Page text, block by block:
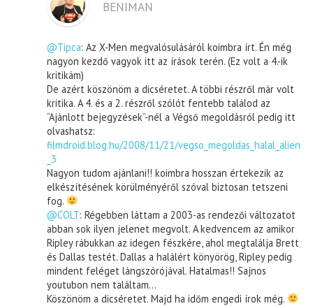
BENIMAN
@Tipca: Az X-Men megvalósulásáról koimbra írt. Én még
nagyon kezdő vagyok itt az írások terén. (Ez volt a 4.-ik
kritikám)
De azért köszönöm a dicséretet. A többi részről már volt
kritika. A 4. és a 2. részről szólót fentebb találod az
“Ajánlott bejegyzések”-nél a Végső megoldásról pedig itt
olvashatsz:
filmdroid.blog.hu/2008/11/21/vegso_megoldas_halal_alien
_3
Nagyon tudom ajánlani!! koimbra hosszan értekezik az
elkészítésének körülményéről szóval biztosan tetszeni
fog.
@COLT: Régebben láttam a 2003-as rendezői változatot
abban sok ilyen jelenet megvolt. A kedvencem az amikor
Ripley rábukkan az idegen fészkére, ahol megtalálja Brett
és Dallas testét. Dallas a halálért könyörög, Ripley pedig
mindent feléget lángszórójával. Hatalmas!! Sajnos
youtubon nem találtam…
Köszönöm a dicséretet. Majd ha időm engedi írok még.